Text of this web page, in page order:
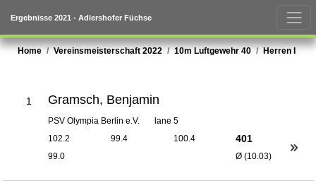
Ergebnisse 2021 - Adlershofer Füchse
Home Vereinsmeisterschaft 2022 10m Luftgewehr 40 Herren I
1 Gramsch, Benjamin
PSV Olympia Berlin e.V.
lane 5
102.2
99.4
100.4
99.0
401
Ø (10.03)